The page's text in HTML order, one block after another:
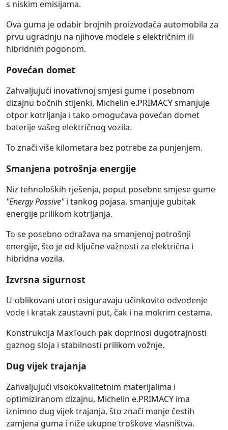
s niskim emisijama.
Ova guma je odabir brojnih proizvođača automobila za
prvu ugradnju na njihove modele s električnim ili
hibridnim pogonom.
Povećan domet
Zahvaljujući inovativnoj smjesi gume i posebnom
dizajnu bočnih stijenki, Michelin e.PRIMACY smanjuje
otpor kotrljanja i tako omogućava povećan domet
baterije vašeg električnog vozila.
To znači više kilometara bez potrebe za punjenjem.
Smanjena potrošnja energije
Niz tehnoloških rješenja, poput posebne smjese gume
"Energy Passive"i tankog pojasa, smanjuje gubitak
energije prilikom kotrljanja.
To se posebno odražava na smanjenoj potrošnji
energije, što je od ključne važnosti za električna i
hibridna vozila.
Izvrsna sigurnost
U-oblikovani utori osiguravaju učinkovito odvođenje
vode i kratak zaustavni put, čak i na mokrim cestama.
Konstrukcija MaxTouch pak doprinosi dugotrajnosti
gaznog sloja i stabilnosti prilikom vožnje.
Dug vijek trajanja
Zahvaljujući visokokvalitetnim materijalima i
optimiziranom dizajnu, Michelin e.PRIMACY ima
iznimno dug vijek trajanja, što znači manje čestih
zamjena guma i niže ukupne troškove vlasništva.